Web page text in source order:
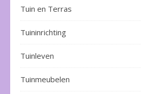
Tuin en Terras
Tuininrichting
Tuinleven
Tuinmeubelen